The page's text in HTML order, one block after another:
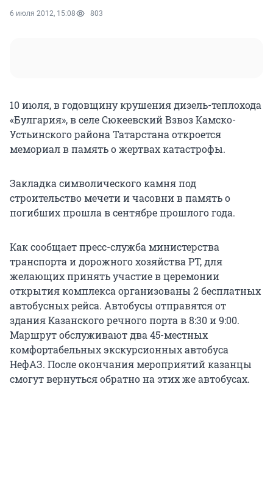
6 июля 2012, 15:08 803
10 июля, в годовщину крушения дизель-теплохода
«Булгария», в селе Сюкеевский Взвоз Камско-
Устьинского района Татарстана откроется
мемориал в память о жертвах катастрофы.
Закладка символического камня под
строительство мечети и часовни в память о
погибших прошла в сентябре прошлого года.
Как сообщает пресс-служба министерства
транспорта и дорожного хозяйства РТ, для
желающих принять участие в церемонии
открытия комплекса организованы 2 бесплатных
автобусных рейса. Автобусы отправятся от
здания Казанского речного порта в 8:30 и 9:00.
Маршрут обслуживают два 45-местных
комфортабельных экскурсионных автобуса
НефАЗ. После окончания мероприятий казанцы
смогут вернуться обратно на этих же автобусах.